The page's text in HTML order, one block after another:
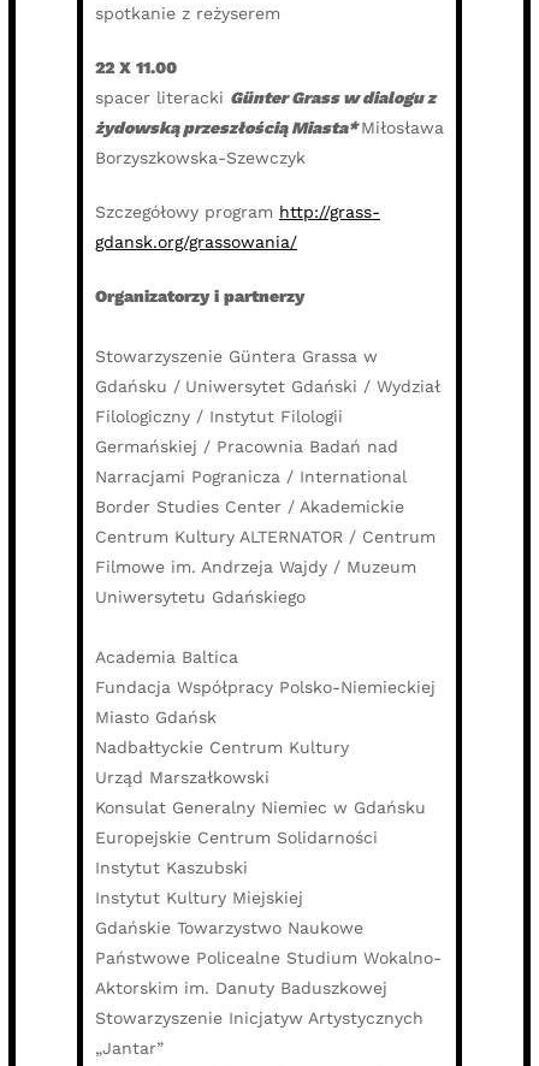
spotkanie z reżyserem
22 X 11.00
spacer literacki Günter Grass w dialogu z
żydowską przeszłością Miasta*Miłosława
Borzyszkowska-Szewczyk
Szczegółowy program http://grass-
gdansk.org/grassowania/
Organizatorzy i partnerzy
Stowarzyszenie Güntera Grassa w
Gdańsku / Uniwersytet Gdański / Wydział
Filologiczny / Instytut Filologii
Germańskiej / Pracownia Badań nad
Narracjami Pogranicza / International
Border Studies Center / Akademickie
Centrum Kultury ALTERNATOR / Centrum
Filmowe im. Andrzeja Wajdy / Muzeum
Uniwersytetu Gdańskiego
Academia Baltica
Fundacja Współpracy Polsko-Niemieckiej
Miasto Gdańsk
Nadbałtyckie Centrum Kultury
Urząd Marszałkowski
Konsulat Generalny Niemiec w Gdańsku
Europejskie Centrum Solidarności
Instytut Kaszubski
Instytut Kultury Miejskiej
Gdańskie Towarzystwo Naukowe
Państwowe Policealne Studium Wokalno-
Aktorskim im. Danuty Baduszkowej
Stowarzyszenie Inicjatyw Artystycznych
„Jantar”